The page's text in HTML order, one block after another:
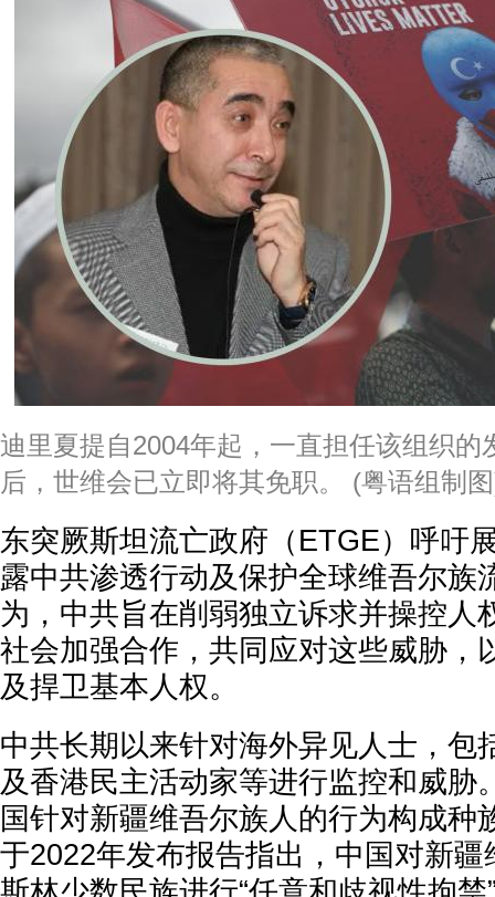
迪里夏提自2004年起，一直担任该组织的
后，世维会已立即将其免职。 (粤语组制
东突厥斯坦流亡政府（ETGE）呼吁
露中共渗透行动及保护全球维吾尔族
为，中共旨在削弱独立诉求并操控人
社会加强合作，共同应对这些威胁，
及捍卫基本人权。
中共长期以来针对海外异见人士，包
及香港民主活动家等进行监控和威胁
国针对新疆维吾尔族人的行为构成种
于2022年发布报告指出，中国对新